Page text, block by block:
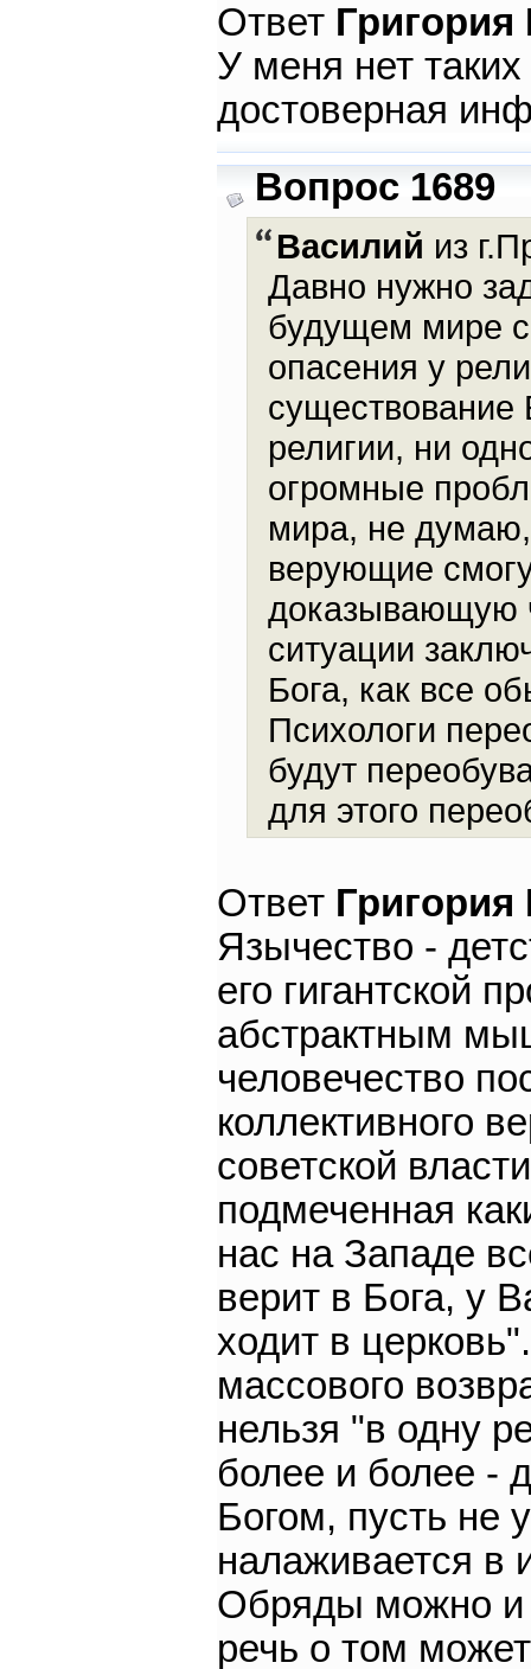
Ответ
У меня нет
достоверная
Вопрос 1689
Василий из
Давно нужно
будущем мире
опасения у
существование
религии, ни
огромные
мира, не
верующие
доказывающую
ситуации
Бога, как все
Психологи
будут
для этого
Ответ
Язычество -
его гигантской
абстрактным
человечество
коллективного
советской
подмеченная
нас на Западе
верит в Бога, у
ходит в
массового
нельзя "в одну
более и более -
Богом, пусть не
налаживается в
Обряды можно и
речь о том